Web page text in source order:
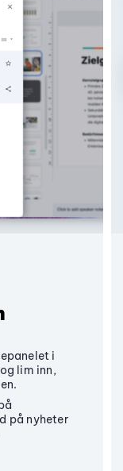
i
lim inn,
på nyheter